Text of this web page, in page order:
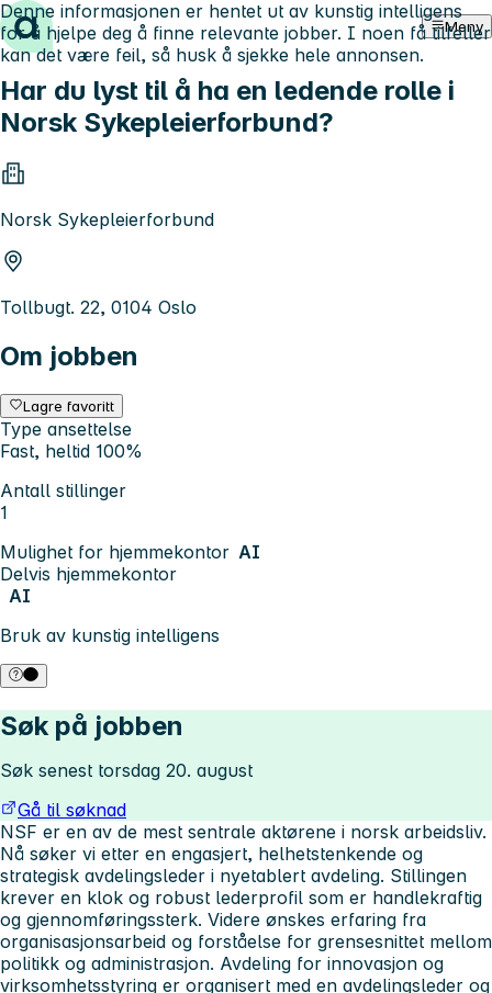
Hopp til innhold Meny
Har du lyst til å ha en ledende rolle i
Norsk Sykepleierforbund?
Norsk Sykepleierforbund
Tollbugt. 22, 0104 Oslo
Om jobben
Lagre favoritt
Type ansettelse
Fast, heltid 100%
Antall stillinger
1
Mulighet for hjemmekontor AI
Delvis hjemmekontor
AI
Bruk av kunstig intelligens
Denne informasjonen er hentet ut av kunstig intelligens
for å hjelpe deg å finne relevante jobber. I noen få tilfeller
kan det være feil, så husk å sjekke hele annonsen.
Søk på jobben
Søk senest torsdag 20. august
Gå til søknad
NSF er en av de mest sentrale aktørene i norsk arbeidsliv.
Nå søker vi etter en engasjert, helhetstenkende og
strategisk avdelingsleder i nyetablert avdeling. Stillingen
krever en klok og robust lederprofil som er handlekraftig
og gjennomføringssterk. Videre ønskes erfaring fra
organisasjonsarbeid og forståelse for grensesnittet mellom
politikk og administrasjon. Avdeling for innovasjon og
virksomhetsstyring er organisert med en avdelingsleder og